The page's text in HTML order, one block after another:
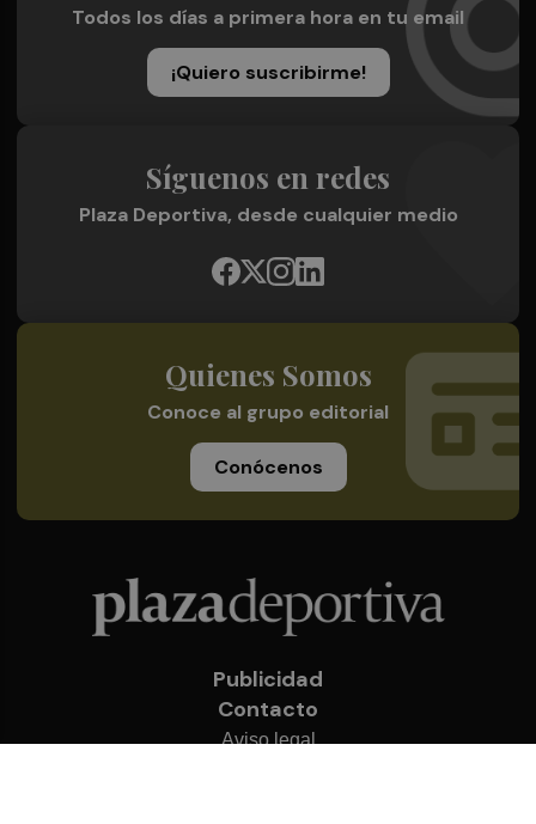
Todos los días a primera hora en tu email
¡Quiero suscribirme!
Síguenos en redes
Plaza Deportiva, desde cualquier medio
Quienes Somos
Conoce al grupo editorial
Conócenos
Publicidad
Contacto
Aviso legal